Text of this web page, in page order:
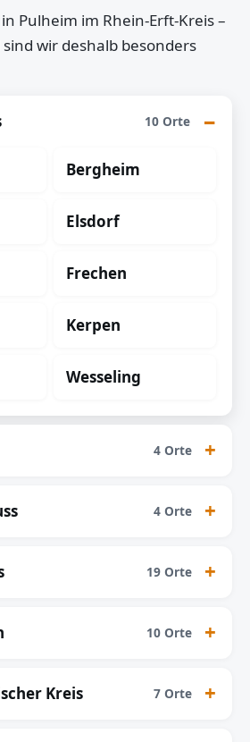
Pulheim im Rhein-Erft-Kreis –
wir deshalb besonders
10 Orte
Bergheim
Elsdorf
Frechen
Kerpen
Wesseling
4 Orte
4 Orte
19 Orte
10 Orte
Kreis 7 Orte